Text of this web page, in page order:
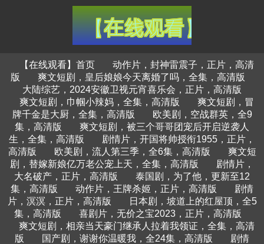
【在线观看】首页
动作片，封神雷震子，正片，高清
版
爽文短剧，皇后娘娘今天离婚了吗，全集，高清版
大陆综艺，2024安徽卫视元宵喜乐会，正片，高清版
爽文短剧，巾帼小辣妈，全集，高清版
爽文短剧，冒
牌千金是大厨，全集，高清版
欧美剧，空战群英，全9
集，高清版
爽文短剧，被三个哥哥团宠后开启逆袭人
生，全集，高清版
剧情片，开国将帅授衔1955，正片，
高清版
欧美剧，流人第三季，全6集，高清版
爽文短
剧，替嫁新娘亿万老公宠上天，全集，高清版
剧情片，
大名破产，正片，高清版
泰国剧，为了他，更新至12
集，高清版
动作片，王牌杀姬，正片，高清版
剧情
片，溟溟，正片，高清版
日本剧，坡道上的红屋顶，全5
集，高清版
喜剧片，无价之宝2023，正片，高清版
爽文短剧，相亲当天豪门继承人拉着我领证，全集，高清
版
国产剧，谢谢你温暖我，全24集，高清版
剧情